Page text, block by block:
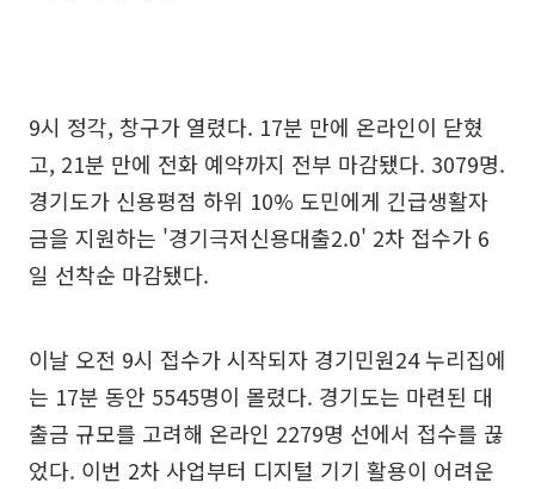
9시 정각, 창구가 열렸다. 17분 만에 온라인이 닫혔
고, 21분 만에 전화 예약까지 전부 마감됐다. 3079명.
경기도가 신용평점 하위 10% 도민에게 긴급생활자
금을 지원하는 '경기극저신용대출2.0' 2차 접수가 6
일 선착순 마감됐다.
이날 오전 9시 접수가 시작되자 경기민원24 누리집에
는 17분 동안 5545명이 몰렸다. 경기도는 마련된 대
출금 규모를 고려해 온라인 2279명 선에서 접수를 끊
었다. 이번 2차 사업부터 디지털 기기 활용이 어려운